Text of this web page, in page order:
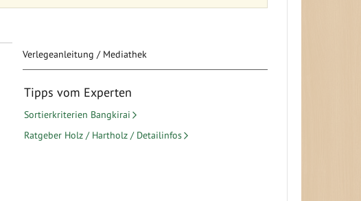
Verlegeanleitung / Mediathek
Tipps vom Experten
Sortierkriterien Bangkirai
Ratgeber Holz / Hartholz / Detailinfos